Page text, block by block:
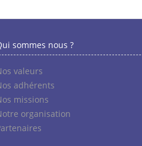
sommes nous ?
valeurs
adhérents
missions
organisation